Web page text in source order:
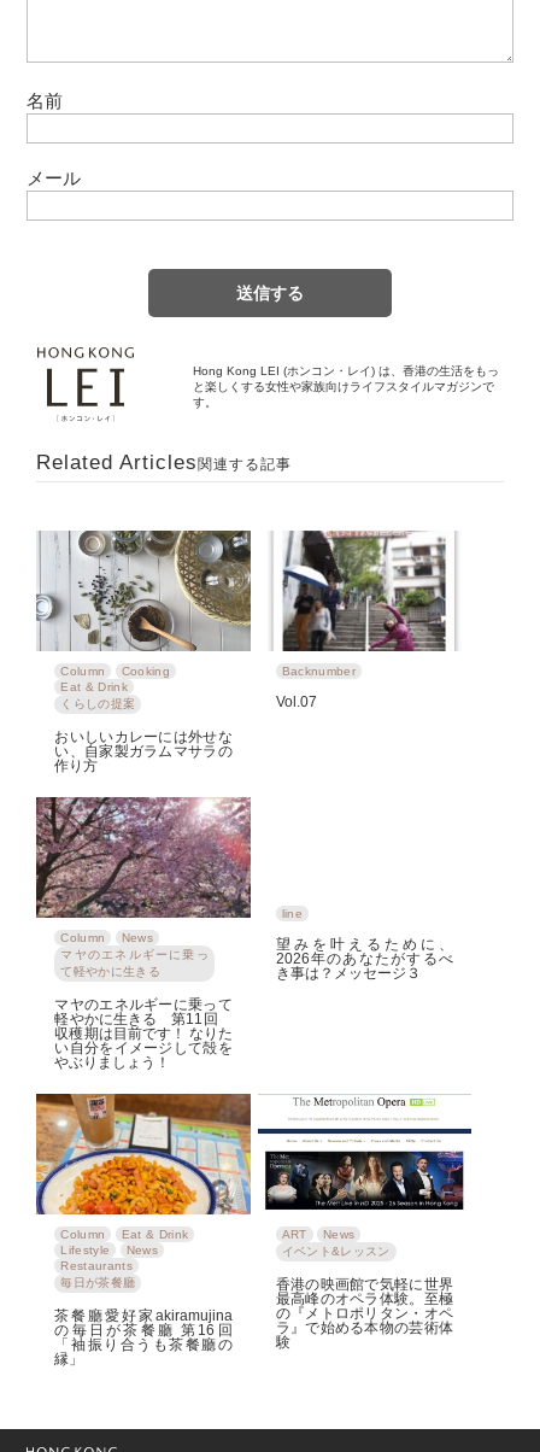
名前
メール
Hong Kong LEI (ホンコン・レイ) は、香港の生活をもっ
と楽しくする女性や家族向けライフスタイルマガジンで
す。
Related Articles 関連する記事
Column
Cooking
Eat & Drink
くらしの提案
おいしいカレーには外せな
い、自家製ガラムマサラの
作り方
Backnumber
Vol.07
Column
News
マヤのエネルギーに乗っ
て軽やかに生きる
マヤのエネルギーに乗って
軽やかに生きる 第11回
収穫期は目前です！ なりた
い自分をイメージして殻を
やぶりましょう！
line
望みを叶えるために、
2026年のあなたがするべ
き事は？メッセージ３
Column
Eat & Drink
Lifestyle
News
Restaurants
毎日が茶餐廳
茶餐廳愛好家akiramujina
の毎日が茶餐廳 第16回
「袖振り合うも茶餐廳の
縁」
ART
News
イベント&レッスン
香港の映画館で気軽に世界
最高峰のオペラ体験。至極
の『メトロポリタン・オペ
ラ』で始める本物の芸術体
験